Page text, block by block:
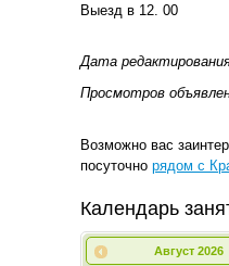
Выезд в 12. 00
Дата
Просмотров
Возможно вас
посуточно рядом с
Календарь
Август 2026